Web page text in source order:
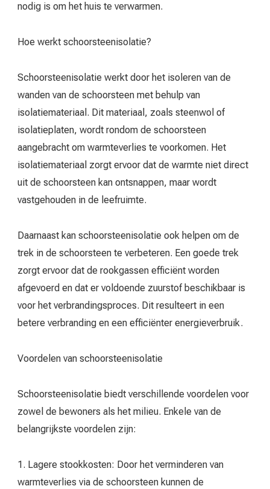
nodig is om het huis te verwarmen.
Hoe werkt schoorsteenisolatie?
Schoorsteenisolatie werkt door het isoleren van de
wanden van de schoorsteen met behulp van
isolatiemateriaal. Dit materiaal, zoals steenwol of
isolatieplaten, wordt rondom de schoorsteen
aangebracht om warmteverlies te voorkomen. Het
isolatiemateriaal zorgt ervoor dat de warmte niet direct
uit de schoorsteen kan ontsnappen, maar wordt
vastgehouden in de leefruimte.
Daarnaast kan schoorsteenisolatie ook helpen om de
trek in de schoorsteen te verbeteren. Een goede trek
zorgt ervoor dat de rookgassen efficiënt worden
afgevoerd en dat er voldoende zuurstof beschikbaar is
voor het verbrandingsproces. Dit resulteert in een
betere verbranding en een efficiënter energieverbruik.
Voordelen van schoorsteenisolatie
Schoorsteenisolatie biedt verschillende voordelen voor
zowel de bewoners als het milieu. Enkele van de
belangrijkste voordelen zijn:
1. Lagere stookkosten: Door het verminderen van
warmteverlies via de schoorsteen kunnen de